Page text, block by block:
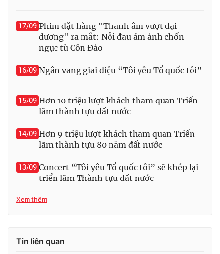
17/09 Phim đặt hàng "Thanh âm vượt đại
dương" ra mắt: Nỗi đau ám ảnh chốn
ngục tù Côn Đảo
16/09 Ngân vang giai điệu “Tôi yêu Tổ quốc tôi”
15/09 Hơn 10 triệu lượt khách tham quan Triển
lãm thành tựu đất nước
14/09 Hơn 9 triệu lượt khách tham quan Triển
lãm thành tựu 80 năm đất nước
13/09 Concert “Tôi yêu Tổ quốc tôi” sẽ khép lại
triển lãm Thành tựu đất nước
Xem thêm
Tin liên quan